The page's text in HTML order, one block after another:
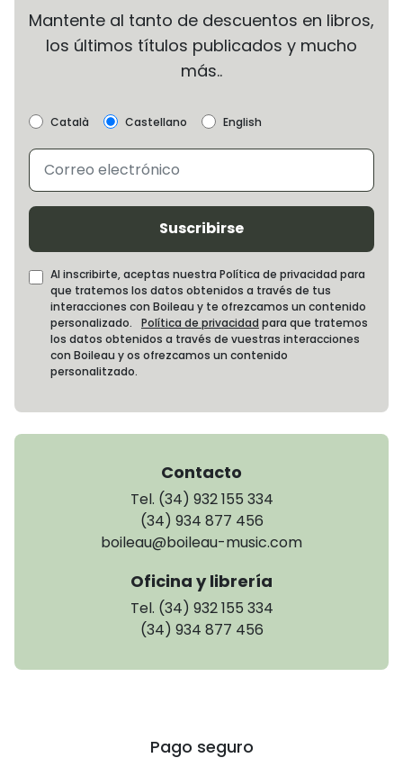
Mantente al tanto de descuentos en libros,
los últimos títulos publicados y mucho
más..
Català Castellano English
Suscribirse
Al inscribirte, aceptas nuestra Política de privacidad para
que tratemos los datos obtenidos a través de tus
interacciones con Boileau y te ofrezcamos un contenido
personalizado. Política de privacidad para que tratemos
los datos obtenidos a través de vuestras interacciones
con Boileau y os ofrezcamos un contenido
personalitzado.
Contacto
Tel. (34) 932 155 334
(34) 934 877 456
boileau@boileau-music.com
Oficina y librería
Tel. (34) 932 155 334
(34) 934 877 456
Pago seguro